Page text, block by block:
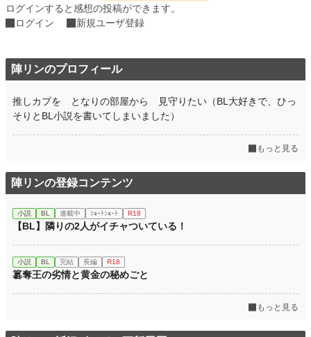
ログインすると感想の投稿ができます。
ログイン
新規ユーザ登録
陣リンのプロフィール
推しカプを となりの部屋から 見守りたい（BL大好きで、ひっ
そりとBL小説を書いてしまいました）
もっと見る
陣リンの登録コンテンツ
小説 BL 連載中 ｼｮｰﾄｼｮｰﾄ R18
【BL】隣りの2人がイチャついている！
小説 BL 完結 長編 R18
簒奪王の劣情と黄金の秘めごと
もっと見る